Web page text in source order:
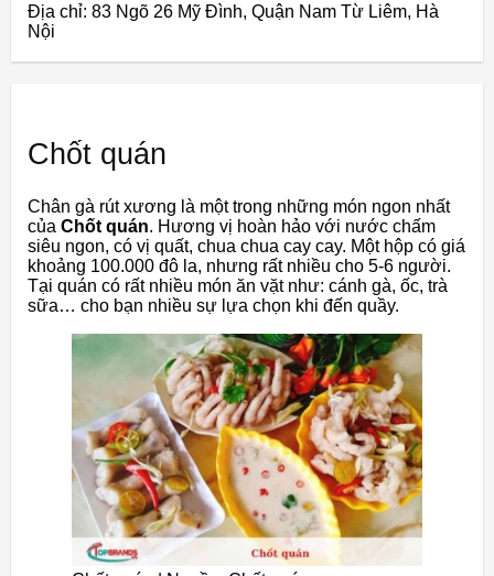
Địa chỉ: 83 Ngõ 26 Mỹ Đình, Quận Nam Từ Liêm, Hà
Nội
Chốt quán
Chân gà rút xương là một trong những món ngon nhất
của Chốt quán. Hương vị hoàn hảo với nước chấm
siêu ngon, có vị quất, chua chua cay cay. Một hộp có giá
khoảng 100.000 đô la, nhưng rất nhiều cho 5-6 người.
Tại quán có rất nhiều món ăn vặt như: cánh gà, ốc, trà
sữa… cho bạn nhiều sự lựa chọn khi đến quầy.